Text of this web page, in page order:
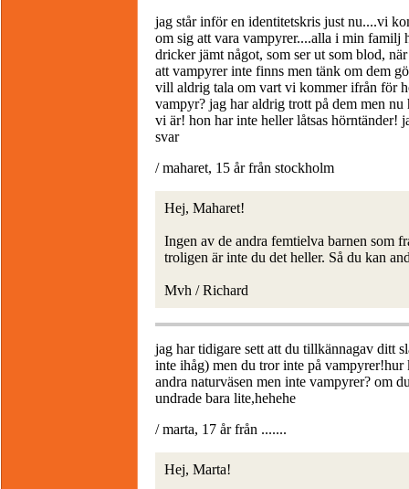
jag står inför en identitetskris just nu....vi
om sig att vara vampyrer....alla i min familj
dricker jämt något, som ser ut som blod,
att vampyrer inte finns men tänk om dem
vill aldrig tala om vart vi kommer ifrån för
vampyr? jag har aldrig trott på dem men
vi är! hon har inte heller låtsas hörntänder!
svar
/ maharet, 15 år från stockholm
Hej, Maharet!
Ingen av de andra femtielva barnen som
troligen är inte du det heller. Så du kan
Mvh / Richard
jag har tidigare sett att du tillkännagav ditt
inte ihåg) men du tror inte på
andra naturväsen men inte vampyrer? om
undrade bara lite,hehehe
/ marta, 17 år från .......
Hej, Marta!